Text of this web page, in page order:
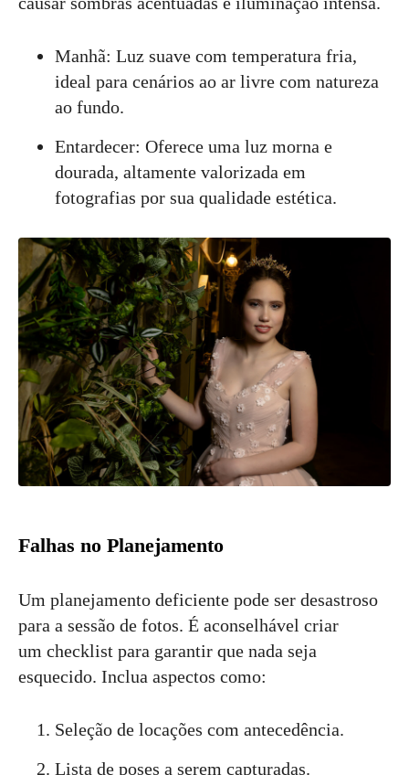
Manhã: Luz suave com temperatura fria,
ideal para cenários ao ar livre com natureza
ao fundo.
Entardecer: Oferece uma luz morna e
dourada, altamente valorizada em
fotografias por sua qualidade estética.
Falhas no Planejamento
Um planejamento deficiente pode ser desastroso
para a sessão de fotos. É aconselhável criar
um checklist para garantir que nada seja
esquecido. Inclua aspectos como:
Seleção de locações com antecedência.
Lista de poses a serem capturadas.